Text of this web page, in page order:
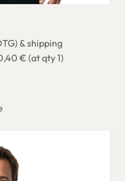
& shipping
€ (at qty 1)